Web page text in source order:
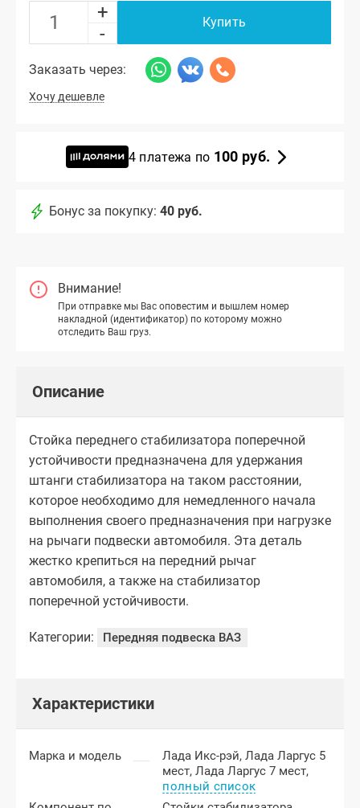
+
-
Купить
Заказать через:
Хочу дешевле
4 платежа по 100 руб.
Бонус за покупку: 40 руб.
Внимание!
При отправке мы Вас оповестим и вышлем номер
накладной (идентификатор) по которому можно
отследить Ваш груз.
Описание
Стойка переднего стабилизатора поперечной
устойчивости предназначена для удержания
штанги стабилизатора на таком расстоянии,
которое необходимо для немедленного начала
выполнения своего предназначения при нагрузке
на рычаги подвески автомобиля. Эта деталь
жестко крепиться на передний рычаг
автомобиля, а также на стабилизатор
поперечной устойчивости.
Категории: Передняя подвеска ВАЗ
Характеристики
Марка и модель Лада Икс-рэй,Лада Ларгус 5
мест,Лада Ларгус 7 мест,
полный список